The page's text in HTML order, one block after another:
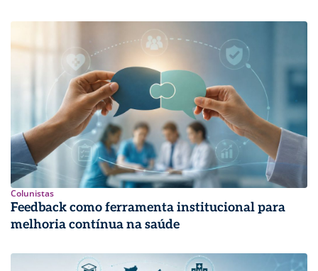
Colunistas
Feedback como ferramenta institucional para
melhoria contínua na saúde